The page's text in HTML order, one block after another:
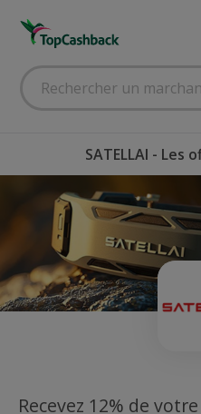
SATELLAI - Les
Recevez 12% de